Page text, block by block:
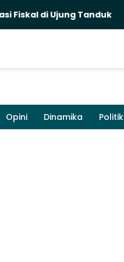
di Ujung Tanduk
Opini Dinamika Politik